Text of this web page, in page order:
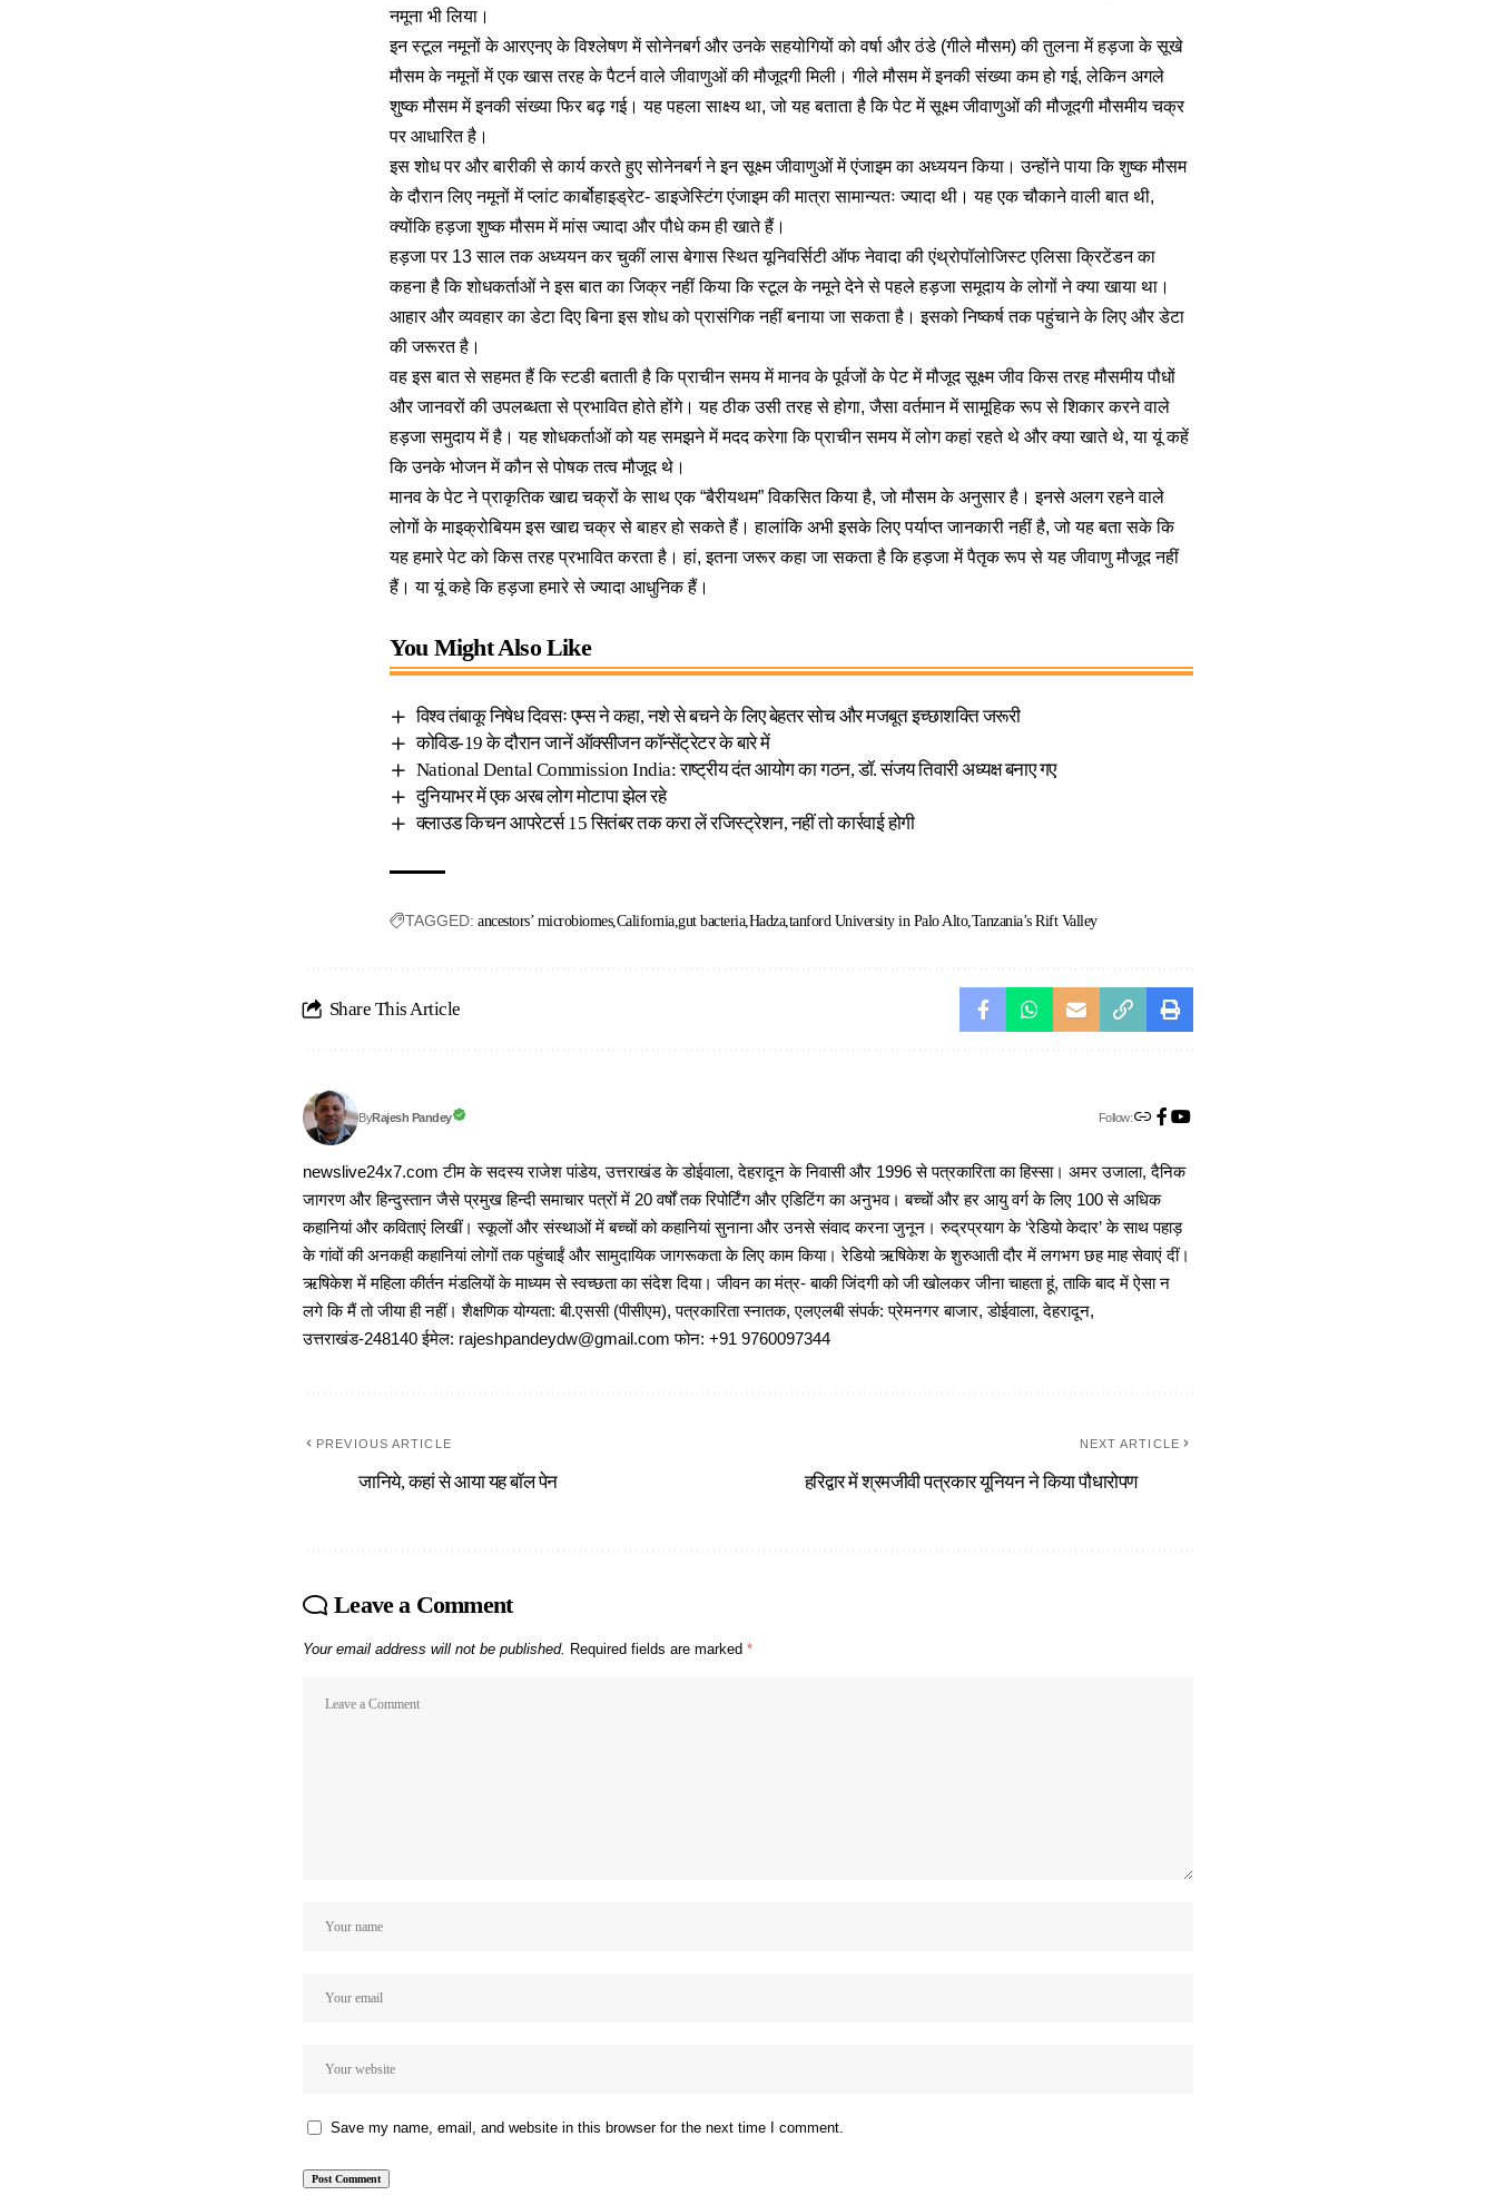
नमूना भी लिया।
इन स्टूल नमूनों के आरएनए के विश्लेषण में सोनेनबर्ग और उनके सहयोगियों को वर्षा और ठंडे (गीले मौसम) की तुलना में हड़जा के सूखे
मौसम के नमूनों में एक खास तरह के पैटर्न वाले जीवाणुओं की मौजूदगी मिली। गीले मौसम में इनकी संख्या कम हो गई, लेकिन अगले
शु्ष्क मौसम में इनकी संख्या फिर बढ़ गई। यह पहला साक्ष्य था, जो यह बताता है कि पेट में सूक्ष्म जीवाणुओं की मौजूदगी मौसमीय चक्र
पर आधारित है।
इस शोध पर और बारीकी से कार्य करते हुए सोनेनबर्ग ने इन सूक्ष्म जीवाणुओं में एंजाइम का अध्ययन किया। उन्होंने पाया कि शुष्क मौसम
के दौरान लिए नमूनों में प्लांट कार्बोहाइड्रेट- डाइजेस्टिंग एंजाइम की मात्रा सामान्यतः ज्यादा थी। यह एक चौकाने वाली बात थी,
क्योंकि हड़जा शुष्क मौसम में मांस ज्यादा और पौधे कम ही खाते हैं।
हड़जा पर 13 साल तक अध्ययन कर चुकीं लास बेगास स्थित यूनिवर्सिटी ऑफ नेवादा की एंथ्रोपॉलोजिस्टएलिसा क्रिटेंडन का
कहना है कि शोधकर्ताओं ने इस बात का जिक्र नहीं किया कि स्टूल के नमूने देने से पहले हड़जा समूदाय के लोगों ने क्या खाया था।
आहार और व्यवहार का डेटा दिए बिना इस शोध को प्रासंगिक नहीं बनाया जा सकता है। इसको निष्कर्ष तक पहुंचाने के लिए और डेटा
की जरूरत है।
वह इस बात से सहमत हैं कि स्टडी बताती है किप्राचीन समय में मानव के पूर्वजों के पेट में मौजूद सूक्ष्म जीव किस तरहमौसमीय पौधों
और जानवरों की उपलब्धता से प्रभावित होते होंगे। यह ठीक उसी तरह से होगा, जैसा वर्तमान में सामूहिक रूप से शिकार करने वाले
हड़जा समुदाय में है। यह शोधकर्ताओं को यह समझने में मदद करेगा कि प्राचीन समय में लोग कहां रहते थे और क्या खाते थे, या यूं कहें
कि उनके भोजन में कौन से पोषक तत्व मौजूद थे।
मानव केपेट ने प्राकृतिक खाद्य चक्रों के साथ एक “बैरीयथम” विकसित किया है, जो मौसम के अनुसार है। इनसे अलग रहने वाले
लोगों के माइक्रोबियम इस खाद्य चक्र से बाहर हो सकते हैं। हालांकि अभी इसके लिए पर्याप्त जानकारी नहीं है, जो यह बता सके कि
यह हमारे पेट को किस तरह प्रभावित करता है। हां, इतना जरूर कहा जा सकता है कि हड़जा में पैतृक रूप से यह जीवाणु मौजूद नहीं
हैं। या यूं कहे कि हड़जा हमारे से ज्यादा आधुनिक हैं।
You Might Also Like
विश्व तंबाकू निषेध दिवसः एम्स ने कहा, नशे से बचने के लिए बेहतर सोच और मजबूत इच्छाशक्ति जरूरी
कोविड-19 के दौरान जानें ऑक्सीजन कॉन्सेंट्रेटर के बारे में
National Dental Commission India: राष्ट्रीय दंत आयोग का गठन, डॉ. संजय तिवारी अध्यक्ष बनाए गए
दुनियाभर में एक अरब लोग मोटापा झेल रहे
क्लाउड किचन आपरेटर्स 15 सितंबर तक करा लें रजिस्ट्रेशन, नहीं तो कार्रवाई होगी
TAGGED: ancestors’ microbiomes California gut bacteria Hadza tanford University in Palo Alto Tanzania’s Rift Valley
Share This Article
ByRajesh Pandey Follow:
newslive24x7.com टीम के सदस्य राजेश पांडेय, उत्तराखंड के डोईवाला, देहरादून के निवासी और 1996 से पत्रकारिता का हिस्सा। अमर उजाला, दैनिक
जागरण और हिन्दुस्तान जैसे प्रमुख हिन्दी समाचार पत्रों में 20 वर्षों तक रिपोर्टिंग और एडिटिंग का अनुभव। बच्चों और हर आयु वर्ग के लिए 100 से अधिक
कहानियां और कविताएं लिखीं। स्कूलों और संस्थाओं में बच्चों को कहानियां सुनाना और उनसे संवाद करना जुनून। रुद्रप्रयाग के ‘रेडियो केदार’ के साथ पहाड़
के गांवों की अनकही कहानियां लोगों तक पहुंचाईं और सामुदायिक जागरूकता के लिए काम किया। रेडियो ऋषिकेश के शुरुआती दौर में लगभग छह माह सेवाएं दीं।
ऋषिकेश में महिला कीर्तन मंडलियों के माध्यम से स्वच्छता का संदेश दिया। जीवन का मंत्र- बाकी जिंदगी को जी खोलकर जीना चाहता हूं, ताकि बाद में ऐसा न
लगे कि मैं तो जीया ही नहीं। शैक्षणिक योग्यता: बी.एससी (पीसीएम), पत्रकारिता स्नातक, एलएलबी संपर्क: प्रेमनगर बाजार, डोईवाला, देहरादून,
उत्तराखंड-248140 ईमेल: rajeshpandeydw@gmail.com फोन: +91 9760097344
PREVIOUS ARTICLE
जानिये, कहां से आया यह बॉल पेन
NEXT ARTICLE
हरिद्वार में श्रमजीवी पत्रकार यूनियन ने किया पौधारोपण
Leave a Comment
Your email address will not be published. Required fields are marked *
Save my name, email, and website in this browser for the next time I comment.